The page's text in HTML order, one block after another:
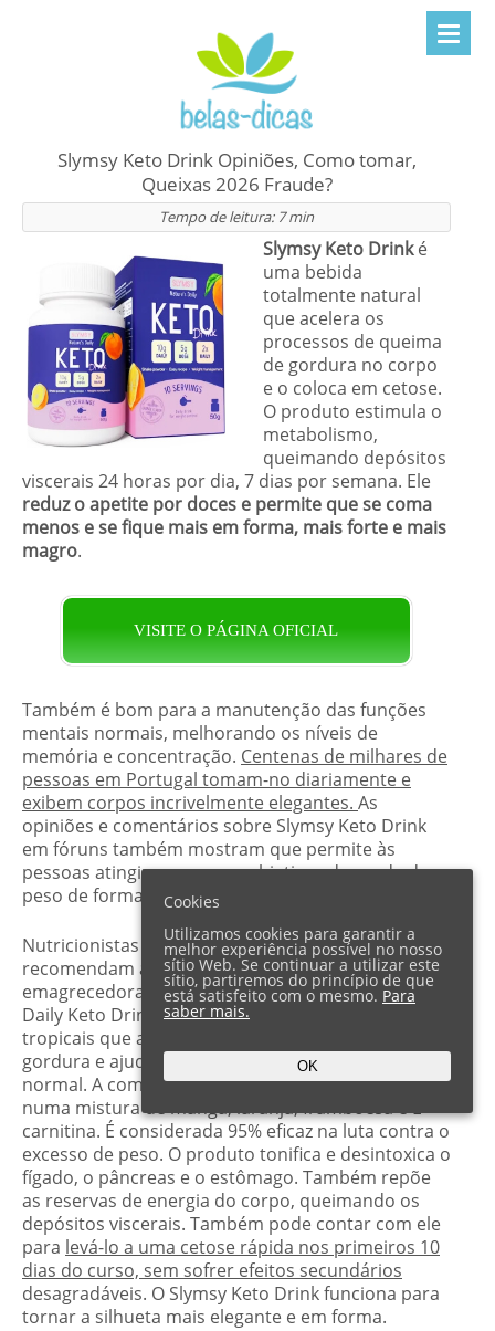
Slymsy Keto Drink Opiniões, Como tomar,
Queixas 2026 Fraude?
Tempo de leitura: 7 min
Slymsy Keto Drinké
uma bebida
totalmente natural
que acelera os
processos de queima
de gordura no corpo
e o coloca em cetose.
O produto estimula o
metabolismo,
queimando depósitos
viscerais 24 horas por dia, 7 dias por semana. Ele
reduz o apetite por doces e permite que se coma
menos e se fique mais em forma, mais forte e mais
magro.
VISITE O PÁGINA OFICIAL
Também é bom para a manutenção das funções
mentais normais, melhorando os níveis de
memória e concentração. Centenas de milhares de
pessoas em Portugal tomam-no diariamente e
exibem corpos incrivelmente elegantes. As
opiniões e comentários sobre Slymsy Keto Drink
em fóruns também mostram que permite às
pessoas atingirem os seus objetivos de perda de
peso de forma rápida e fácil.
Nutricionistas especializados também defendem e
recomendam a ingestão diária desta bebida
emagrecedora. Eles dizem que a Slymsy Nature’s
Daily Keto Drink é uma mistura única de frutas
tropicais que acelera os processos de queima de
gordura e ajuda as pessoas a manter um peso
normal. A composição do produto é baseada
numa mistura de manga, laranja, framboesa e L-
carnitina. É considerada 95% eficaz na luta contra o
excesso de peso. O produto tonifica e desintoxica o
fígado, o pâncreas e o estômago. Também repõe
as reservas de energia do corpo, queimando os
depósitos viscerais. Também pode contar com ele
para levá-lo a uma cetose rápida nos primeiros 10
dias do curso, sem sofrer efeitos secundários
desagradáveis. O Slymsy Keto Drink funciona para
tornar a silhueta mais elegante e em forma.
Cookies
Utilizamos cookies para garantir a
melhor experiência possível no nosso
sítio Web. Se continuar a utilizar este
sítio, partiremos do princípio de que
está satisfeito com o mesmo. Para
saber mais.
OK